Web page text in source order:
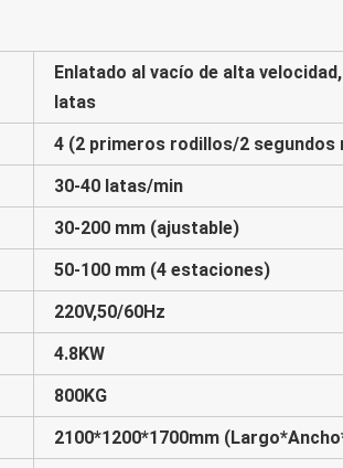
Enlatado al vacío de alta
latas
4 (2 primeros rodillos/2 segundos
30-40 latas/min
30-200 mm (ajustable)
50-100 mm (4 estaciones)
220V,50/60Hz
4.8KW
800KG
2100*1200*1700mm